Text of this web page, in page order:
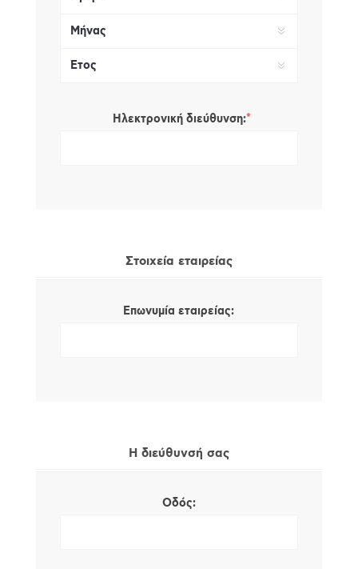
Ηλεκτρονική διεύθυνση:*
Στοιχεία εταιρείας
Επωνυμία εταιρείας:
Η διεύθυνσή σας
Οδός: